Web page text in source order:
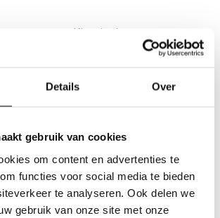
Details Over
gebruik van cookies
om content en advertenties te
functies voor social media te bieden
te analyseren. Ook delen we
gebruik van onze site met onze
/
Kinetisch recovery rope
22mm / 6M / 11000KG
Incl. btw